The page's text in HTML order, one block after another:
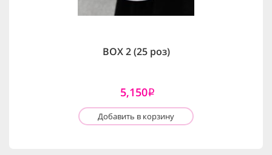
BOX 2 (25 роз)
5,150i
Добавить в корзину